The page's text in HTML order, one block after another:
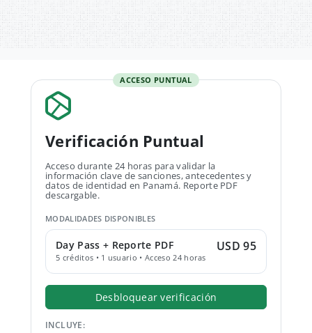
ACCESO PUNTUAL
Verificación Puntual
Acceso durante 24 horas para validar la
información clave de sanciones, antecedentes y
datos de identidad en Panamá. Reporte PDF
descargable.
MODALIDADES DISPONIBLES
Day Pass + Reporte PDF
5 créditos • 1 usuario • Acceso 24 horas
USD 95
Desbloquear verificación
INCLUYE: